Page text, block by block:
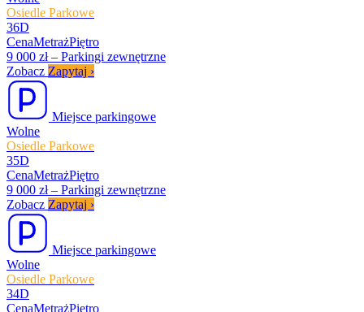
Osiedle Parkowe
36D
CenaMetrażPiętro
9 000 zł – Parkingi zewnętrzne
Zobacz Zapytaj ›
Miejsce parkingowe
Wolne
Osiedle Parkowe
35D
CenaMetrażPiętro
9 000 zł – Parkingi zewnętrzne
Zobacz Zapytaj ›
Miejsce parkingowe
Wolne
Osiedle Parkowe
34D
CenaMetrażPiętro